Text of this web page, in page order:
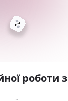
роботи з